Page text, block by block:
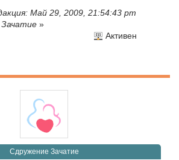
Май 29, 2009, 21:54:43 pm
»
Активен
Сдружение Зачатие